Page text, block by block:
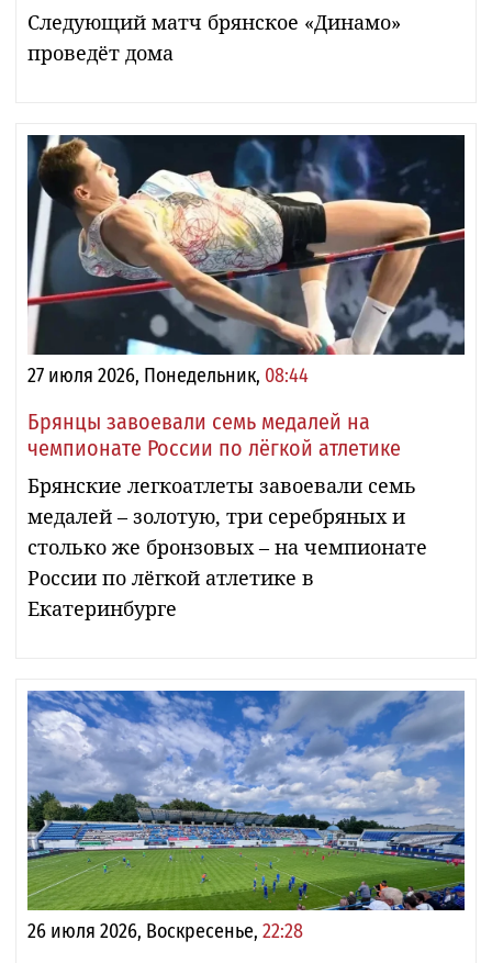
Следующий матч брянское «Динамо»
проведёт дома
27 июля 2026, Понедельник, 08:44
Брянцы завоевали семь медалей на
чемпионате России по лёгкой атлетике
Брянские легкоатлеты завоевали семь
медалей – золотую, три серебряных и
столько же бронзовых – на чемпионате
России по лёгкой атлетике в
Екатеринбурге
26 июля 2026, Воскресенье, 22:28